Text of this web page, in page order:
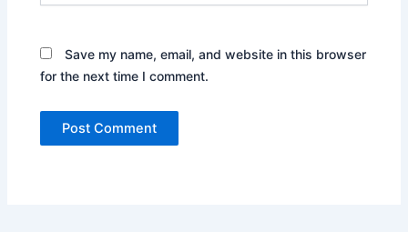
Save my name, email, and website in this browser
for the next time I comment.